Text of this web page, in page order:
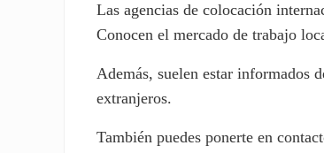
Las agencias de colocación
Conocen el mercado de trabajo
Además, suelen estar informados
extranjeros.
También puedes ponerte en